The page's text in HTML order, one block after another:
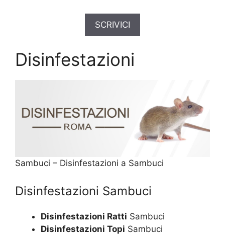
SCRIVICI
Disinfestazioni
Sambuci – Disinfestazioni a Sambuci
Disinfestazioni Sambuci
Disinfestazioni Ratti Sambuci
Disinfestazioni Topi Sambuci